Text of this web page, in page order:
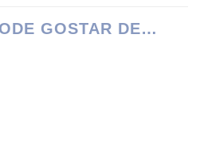
GOSTAR DE…